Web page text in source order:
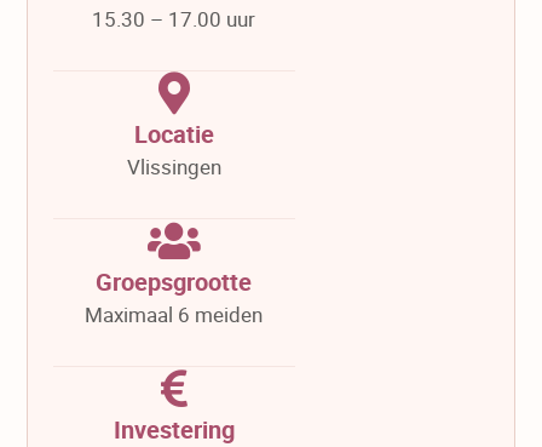
15.30 – 17.00 uur
Locatie
Vlissingen
Groepsgrootte
Maximaal 6 meiden
Investering